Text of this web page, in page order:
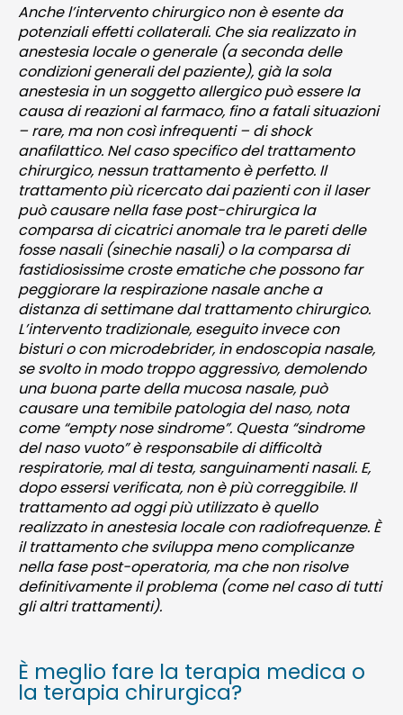
Anche l’intervento chirurgico non è esente da
potenziali effetti collaterali. Che sia realizzato in
anestesia locale o generale (a seconda delle
condizioni generali del paziente), già la sola
anestesia in un soggetto allergico può essere la
causa di reazioni al farmaco, fino a fatali situazioni
– rare, ma non così infrequenti – di shock
anafilattico. Nel caso specifico del trattamento
chirurgico, nessun trattamento è perfetto. Il
trattamento più ricercato dai pazienti con il laser
può causare nella fase post-chirurgica la
comparsa di cicatrici anomale tra le pareti delle
fosse nasali (sinechie nasali) o la comparsa di
fastidiosissime croste ematiche che possono far
peggiorare la respirazione nasale anche a
distanza di settimane dal trattamento chirurgico.
L’intervento tradizionale, eseguito invece con
bisturi o con microdebrider, in endoscopia nasale,
se svolto in modo troppo aggressivo, demolendo
una buona parte della mucosa nasale, può
causare una temibile patologia del naso, nota
come “empty nose sindrome”. Questa “sindrome
del naso vuoto” è responsabile di difficoltà
respiratorie, mal di testa, sanguinamenti nasali. E,
dopo essersi verificata, non è più correggibile. Il
trattamento ad oggi più utilizzato è quello
realizzato in anestesia locale con radiofrequenze. È
il trattamento che sviluppa meno complicanze
nella fase post-operatoria, ma che non risolve
definitivamente il problema (come nel caso di tutti
gli altri trattamenti).
È meglio fare la terapia medica o
la terapia chirurgica?